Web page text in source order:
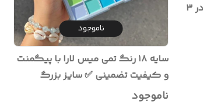
پالت سایه کتابی آلبومی ۷۲ رنگ در ۳
ناموجود
سایه ۱۸ رنگ تمی میس لارا با پیگمنت
و کیفیت تضمینی ✅️ سایز بزرگ
ناموجود